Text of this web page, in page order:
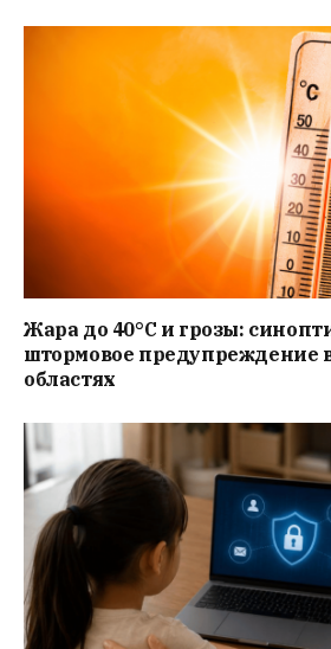
Жара до 40°C и грозы:
штормовое предупреждение
областях